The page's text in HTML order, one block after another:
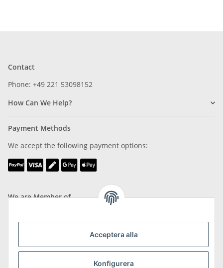
Acceptera alla
Konfigurera
Contact
Phone: +49 221 53098152
How Can We Help?
Payment Methods
We accept the following payment options:
We are Member of